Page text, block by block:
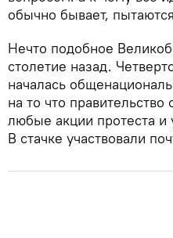
обычно бывает,
Нечто подобное
столетие назад.
началась
на то что
любые акции протеста и
В стачке участвовали